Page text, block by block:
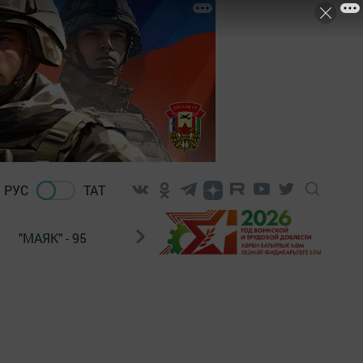
РУС ТАТ
"МАЯК" - 95 "ГУЛЬСТАН" НАШ ПОЧТАЛЬОН